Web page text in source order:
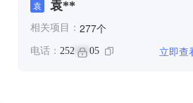
袁 袁**
相关项目： 277个
电话： 252 *** 05 立即查